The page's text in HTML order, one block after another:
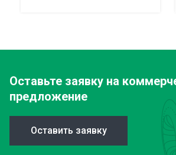
Оставьте заявку на
предложение
Оставить заявку